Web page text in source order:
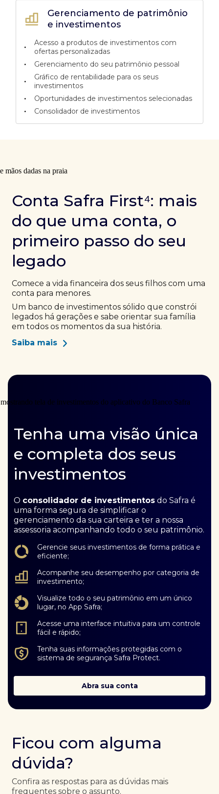
Gerenciamento de patrimônio
e investimentos
•
Acesso a produtos de investimentos com
ofertas personalizadas
• Gerenciamento do seu patrimônio pessoal
•
Gráfico de rentabilidade para os seus
investimentos
• Oportunidades de investimentos selecionadas
• Consolidador de investimentos
Conta Safra First⁴: mais
do que uma conta, o
primeiro passo do seu
legado
Comece a vida financeira dos seus filhos com uma
conta para menores.
Um banco de investimentos sólido que constrói
legados há gerações e sabe orientar sua família
em todos os momentos da sua história.
Saiba mais
Tenha uma visão única
e completa dos seus
investimentos
O consolidador de investimentos do Safra é
uma forma segura de simplificar o
gerenciamento da sua carteira e ter a nossa
assessoria acompanhando todo o seu patrimônio.
Gerencie seus investimentos de forma prática e
eficiente;
Acompanhe seu desempenho por categoria de
investimento;
Visualize todo o seu patrimônio em um único
lugar, no App Safra;
Acesse uma interface intuitiva para um controle
fácil e rápido;
Tenha suas informações protegidas com o
sistema de segurança Safra Protect.
Abra sua conta
Ficou com alguma
dúvida?
Confira as respostas para as dúvidas mais
frequentes sobre o assunto.